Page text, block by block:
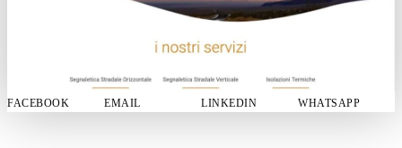
FACEBOOK EMAIL LINKEDIN WHATSAPP